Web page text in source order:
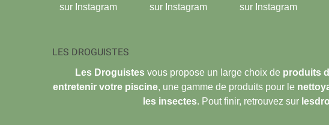
LES DROGUISTES
Les Droguistesvous propose un large choix de produits
entretenir votre piscine, une gamme de produits pour le
les insectes. Pout finir, retrouvez sur